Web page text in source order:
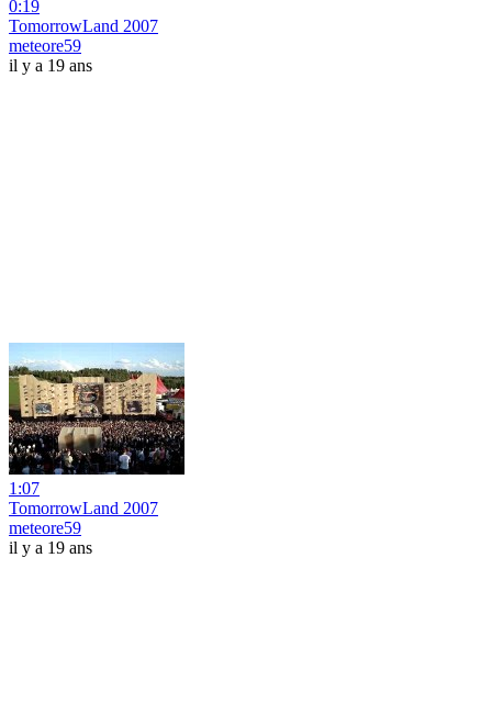
0:19
TomorrowLand 2007
meteore59
il y a 19 ans
1:07
TomorrowLand 2007
meteore59
il y a 19 ans